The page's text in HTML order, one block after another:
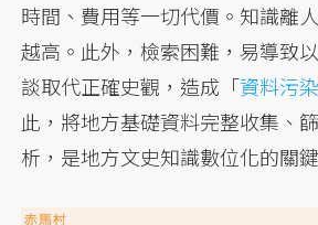
時間、費用等一切代價。知識離
越高。此外，檢索困難，易導致
談取代正確史觀，造成「資料污染
此，將地方基礎資料完整收集、
析，是地方文史知識數位化的關